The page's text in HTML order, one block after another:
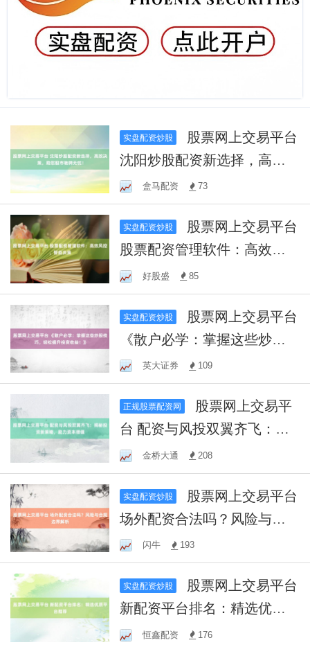
实盘配资炒股
沈阳炒股配资新选择，高效
决策，助您股市驰骋无忧！
盒马配资 73
实盘配资炒股
股票配资管理软件：高效风
控，智能决策
好股盛 85
实盘配资炒股
《散户必学：掌握这些炒股
技巧，轻松提升投资收
益！》
英大证券 109
正规股票配资网
台 配资与风投双翼齐飞：揭
秘投资新策略，助力资本增
值
金桥大通 208
实盘配资炒股
场外配资合法吗？风险与合
规边界解析
闪牛 193
实盘配资炒股
新配资平台排名：精选优质
平台推荐
恒鑫配资 176